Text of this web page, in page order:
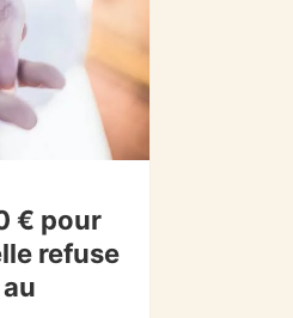
€ pour
refuse